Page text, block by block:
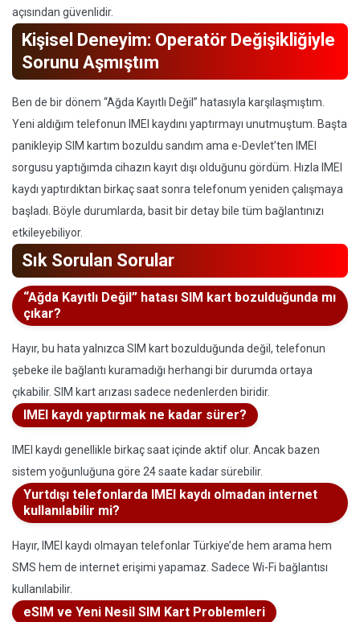
açısından güvenlidir.
Kişisel Deneyim: Operatör Değişikliğiyle
Sorunu Aşmıştım
Ben de bir dönem “Ağda Kayıtlı Değil” hatasıyla karşılaşmıştım.
Yeni aldığım telefonun IMEI kaydını yaptırmayı unutmuştum. Başta
panikleyip SIM kartım bozuldu sandım ama e-Devlet’ten IMEI
sorgusu yaptığımda cihazın kayıt dışı olduğunu gördüm. Hızla IMEI
kaydı yaptırdıktan birkaç saat sonra telefonum yeniden çalışmaya
başladı. Böyle durumlarda, basit bir detay bile tüm bağlantınızı
etkileyebiliyor.
Sık Sorulan Sorular
“Ağda Kayıtlı Değil” hatası SIM kart bozulduğunda mı
çıkar?
Hayır, bu hata yalnızca SIM kart bozulduğunda değil, telefonun
şebeke ile bağlantı kuramadığı herhangi bir durumda ortaya
çıkabilir. SIM kart arızası sadece nedenlerden biridir.
IMEI kaydı yaptırmak ne kadar sürer?
IMEI kaydı genellikle birkaç saat içinde aktif olur. Ancak bazen
sistem yoğunluğuna göre 24 saate kadar sürebilir.
Yurtdışı telefonlarda IMEI kaydı olmadan internet
kullanılabilir mi?
Hayır, IMEI kaydı olmayan telefonlar Türkiye’de hem arama hem
SMS hem de internet erişimi yapamaz. Sadece Wi-Fi bağlantısı
kullanılabilir.
eSIM ve Yeni Nesil SIM Kart Problemleri